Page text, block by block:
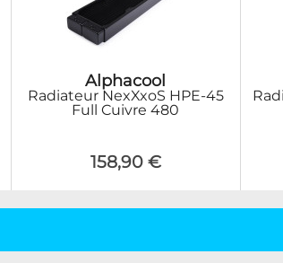
Alphacool
Radiateur NexXxoS HPE-45
Full Cuivre 480
158,90 €